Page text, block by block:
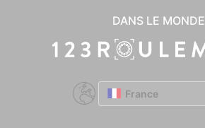
DANS LE MONDE
France